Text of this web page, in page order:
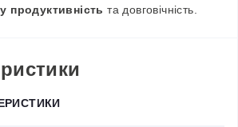
продуктивність та довговічність.